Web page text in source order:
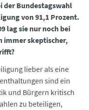
der Bundestagswahl
von 91,1 Prozent.
lag sie nur noch bei
immer skeptischer,
lieber als eine
sind ein
und Bürgern kritisch
zu beteiligen,